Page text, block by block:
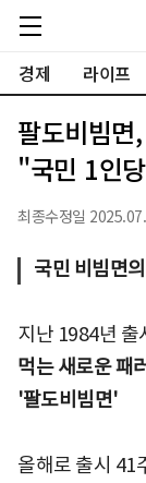
경제 라이프
팔도비빔
"국민 1인
최종수정일
국민 비빔면
지난 1984년 출
먹는 새로운 패
'팔도비빔면'
올해로 출시 41